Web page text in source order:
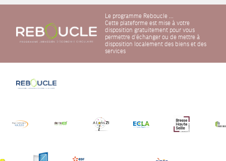
Le programme Reboucle ...
Cette plateforme est mise à votre
disposition gratuitement pour vous
permettre d'échanger ou de mettre à
disposition localement des biens et des
services